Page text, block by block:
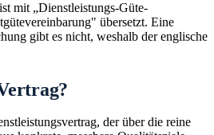
mit „Dienstleistungs-Güte-
übersetzt. Eine
gibt es nicht, weshalb der englische
der über die reine